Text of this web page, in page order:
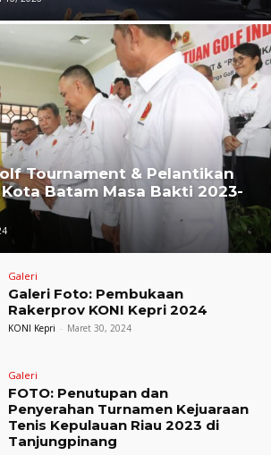
Tournament & Pelantikan
Batam Masa Bakti 2023-
Galeri
Galeri Foto: Pembukaan
Rakerprov KONI Kepri 2024
KONI Kepri - Maret 30, 2024
Galeri
FOTO: Penutupan dan
Penyerahan Turnamen Kejuaraan
Tenis Kepulauan Riau 2023 di
Tanjungpinang